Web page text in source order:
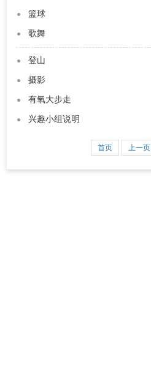
篮球
歌舞
登山
摄影
有氧大步走
兴趣小组说明
首页 上一页